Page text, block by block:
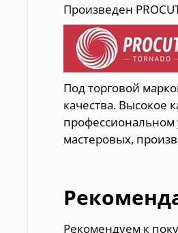
Произведен
Под торговой
качества. Высокое
мастеровых,
Рекомендуем к